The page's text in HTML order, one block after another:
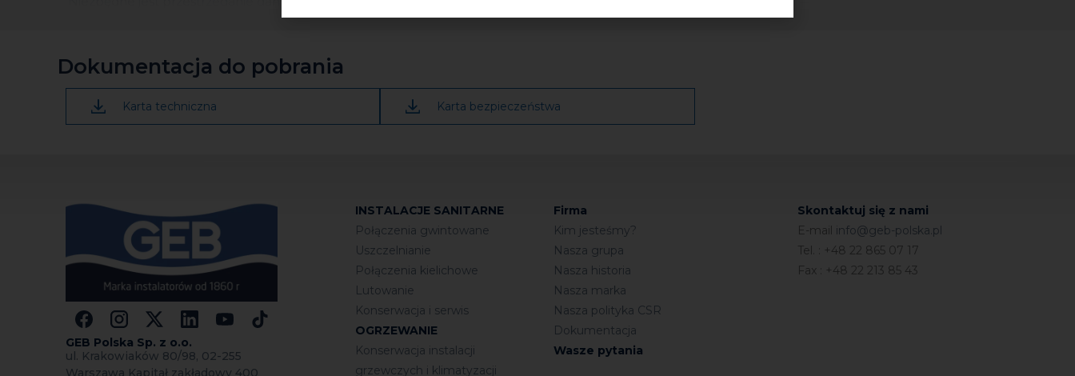
• Należy silnie przycisnąć plecionkę do paska kleju i pozostawić do wyschnięcia (ok. 3 godzin w przypadku kleju Collafeu przed stopniowym zwiększaniem
Rada:
Forma plecionki (przekrój kołowy) pozwala na stworzenie kształtu elementu zewnętrznego i wewnętrznego na końcach, obie końcówki można wtedy
doskonale połączyć, zapewniając dobrą izolację.
Uwagi :
Dokumentacja do pobrania
Karta techniczna Karta bezpieczeństwa
GEB Polska Sp. z o.o.
ul. Krakowiaków 80/98, 02-255
Warszawa Kapitał zakładowy 400
INSTALACJE SANITARNE
Połączenia gwintowane
Uszczelnianie
Połączenia kielichowe
Lutowanie
Konserwacja i serwis
OGRZEWANIE
Konserwacja instalacji
grzewczych i klimatyzacji
Firma
Kim jesteśmy?
Nasza grupa
Nasza historia
Nasza marka
Nasza polityka CSR
Dokumentacja
Wasze pytania
Skontaktuj się z nami
E-mail info@geb-polska.pl
Tel. : +48 22 865 07 17
Fax : +48 22 213 85 43